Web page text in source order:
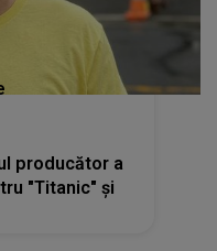
producător a
"Titanic" şi